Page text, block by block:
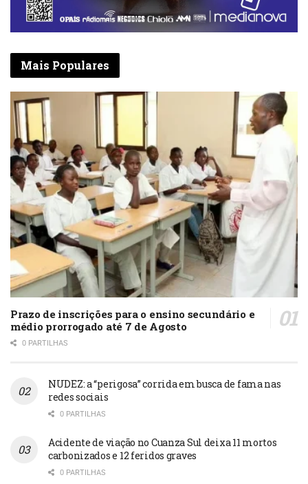
Mais Populares
Prazo de inscrições para o ensino secundário e
médio prorrogado até 7 de Agosto
0 PARTILHAS
NUDEZ: a “perigosa” corrida em busca de fama nas
redes sociais
0 PARTILHAS
Acidente de viação no Cuanza Sul deixa 11 mortos
carbonizados e 12 feridos graves
0 PARTILHAS